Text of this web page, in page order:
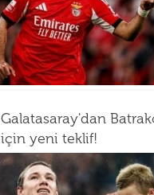
Galatasaray'dan
için yeni teklif!